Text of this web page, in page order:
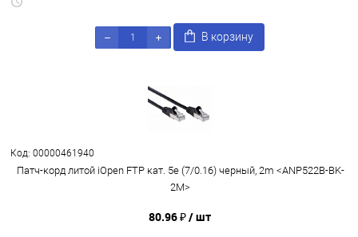
В корзину
Код: 00000461940
Патч-корд литой iOpen FTP кат. 5e (7/0.16) черный, 2m <ANP522B-BK-
2M>
80.96 ₽/ шт